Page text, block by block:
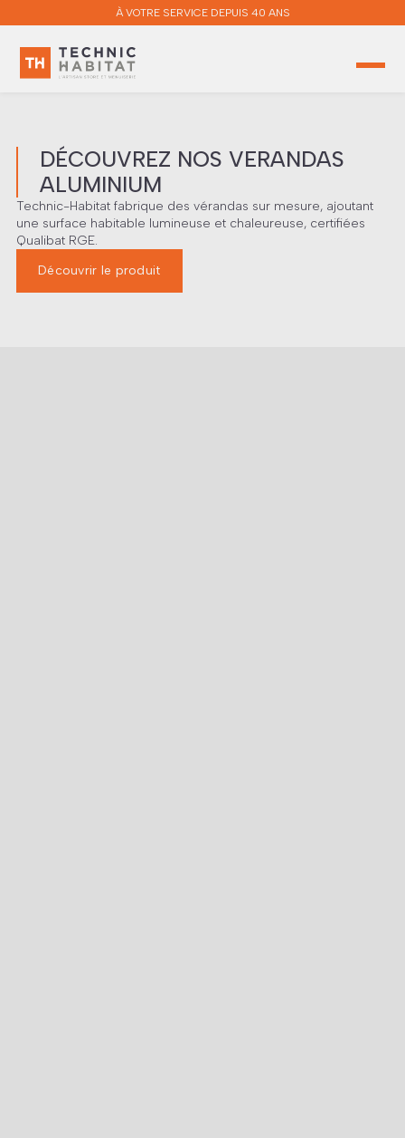
À VOTRE SERVICE DEPUIS 40 ANS
DÉCOUVREZ NOS VERANDAS
ALUMINIUM
Technic-Habitat fabrique des vérandas sur mesure, ajoutant
une surface habitable lumineuse et chaleureuse, certifiées
Qualibat RGE.
Découvrir le produit